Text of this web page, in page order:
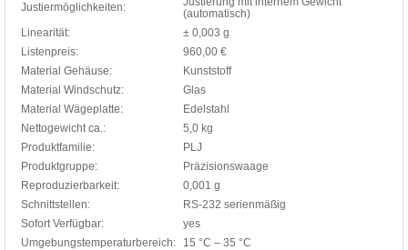
Justiermöglichkeiten:
(automatisch)
Linearität:
± 0,003 g
Listenpreis:
960,00 €
Material Gehäuse:
Kunststoff
Material Windschutz:
Glas
Material Wägeplatte:
Edelstahl
Nettogewicht ca.:
5,0 kg
Produktfamilie:
PLJ
Produktgruppe:
Präzisionswaage
Reproduzierbarkeit:
0,001 g
Schnittstellen:
RS-232 serienmäßig
Sofort Verfügbar:
yes
Umgebungstemperaturbereich:
15 °C – 35 °C